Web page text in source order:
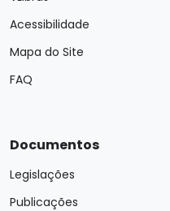
Acessibilidade
Mapa do Site
FAQ
Documentos
Legislações
Publicações